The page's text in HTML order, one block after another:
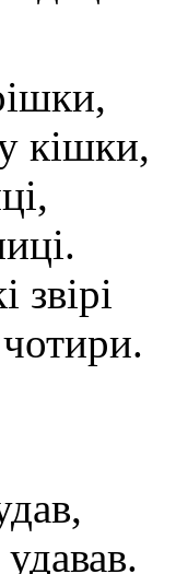
кішки,
звірі